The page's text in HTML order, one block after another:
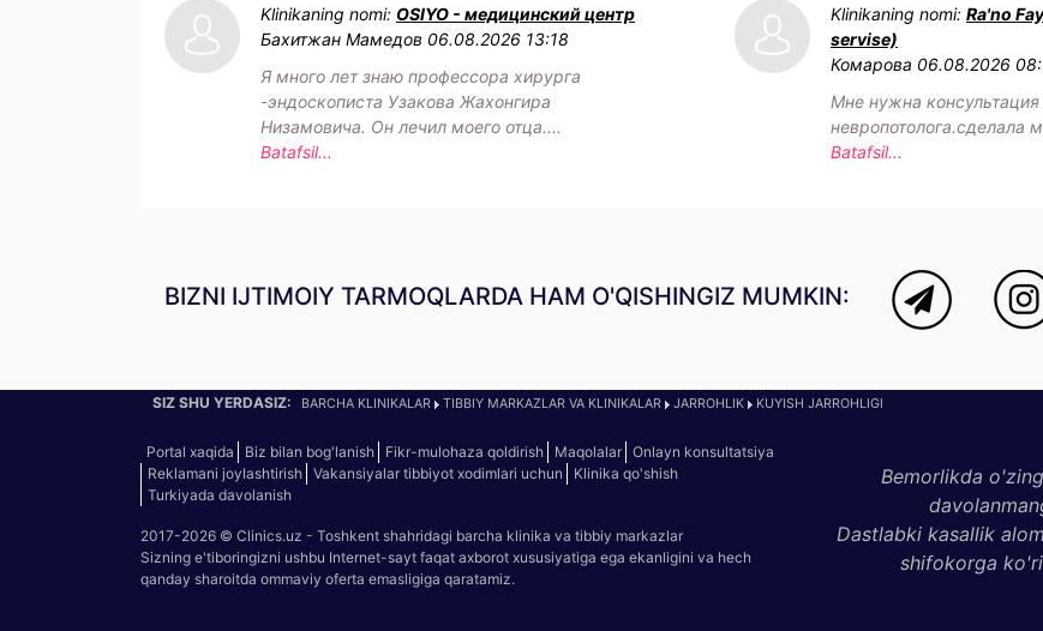
Klinikaning nomi: OSIYO - медицинский центр
Бахитжан Мамедов 06.08.2026 13:18
Я много лет знаю профессора хирурга
-эндоскописта Узакова Жахонгира
Низамовича. Он лечил моего отца....
Batafsil...
Klinikaning nomi: Ra'no
servise)
Комарова 06.08.2026
Мне нужна консультация
невропотолога.сделала
Batafsil...
BIZNI IJTIMOIY TARMOQLARDA HAM O'QISHINGIZ MUMKIN:
SIZ SHU YERDASIZ: BARCHA KLINIKALAR TIBBIY MARKAZLAR VA KLINIKALAR JARROHLIK KUYISH JARROHLIGI
Portal xaqida Biz bilan bog'lanish Fikr-mulohaza qoldirish Maqolalar Onlayn konsultatsiya
Reklamani joylashtirish Vakansiyalar tibbiyot xodimlari uchun
Klinika qo'shish
Turkiyada davolanish
2017-2026 © Clinics.uz - Toshkent shahridagi barcha klinika va tibbiy markazlar
Sizning e'tiboringizni ushbu Internet-sayt faqat axborot xususiyatiga ega ekanligini va hech
qanday sharoitda ommaviy oferta emasligiga qaratamiz.
Bemorlikda
Dastlabki kasallik
shifokorga